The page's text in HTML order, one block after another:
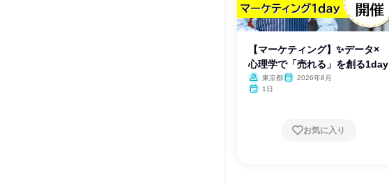
【マーケティング】✨データ×
心理学で「売れる」を創る1day
東京都
2026年8月
1日
お気に入り